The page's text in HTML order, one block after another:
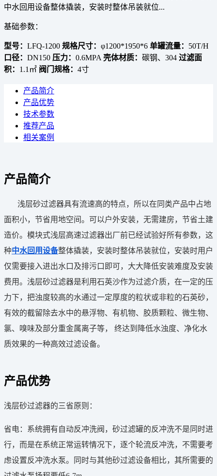
中水回用设备整体撬装，安装时整体吊装就位...
基础参数：
型号： LFQ-1200 规格尺寸： φ1200*1950*6 单罐流量： 50T/H
口径： DN150 压力： 0.6MPA 壳体材质： 碳钢、304 过滤面
积： 1.1㎡ 阀门规格： 4寸
产品简介
产品优势
技术参数
推荐产品
相关案例
产品简介
浅层砂过滤器具有流速高的特点，所以在同类产品中占地
面积小，节省用地空间。可以户外安装，无需建房，节省土建
造价。模块式浅层高速过滤器出厂前已经试验好所有参数，这
种中水回用设备整体撬装，安装时整体吊装就位，安装时用户
仅需要接入进出水口及排污口即可，大大降低安装难度及安装
费用。浅层砂过滤器是利用石英沙作为过滤介质，在一定的压
力下，把浊度较高的水通过一定厚度的粒状或非粒的石英砂，
有效的截留除去水中的悬浮物、有机物、胶质颗粒、微生物、
氯、嗅味及部分重金属离子等， 终达到降低水浊度、净化水
质效果的一种高效过滤设备。
产品优势
浅层砂过滤器的三省原则：
省电：系统拥有自动反冲洗阀，砂过滤罐的反冲洗不是同时进
行，而是在系统正常运转情况下，逐个轮流反冲洗，不需要考
虑设置反冲洗水泵。同时与其他砂过滤设备相比，其所需要的